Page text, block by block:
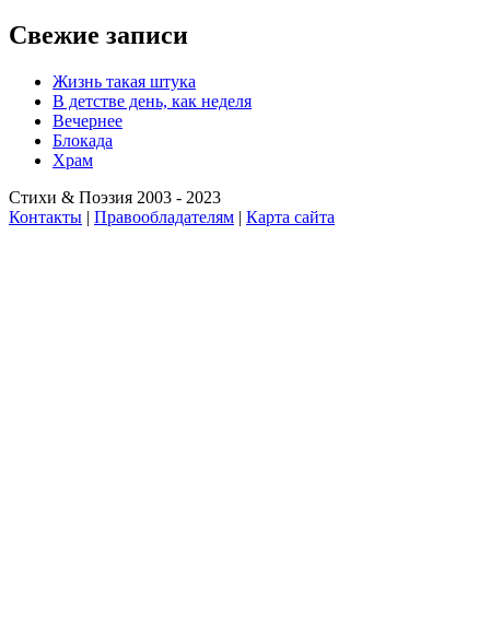
Свежие записи
Жизнь такая штука
В детстве день, как неделя
Вечернее
Блокада
Храм
Стихи & Поэзия 2003 - 2023
Контакты | Правообладателям | Карта сайта